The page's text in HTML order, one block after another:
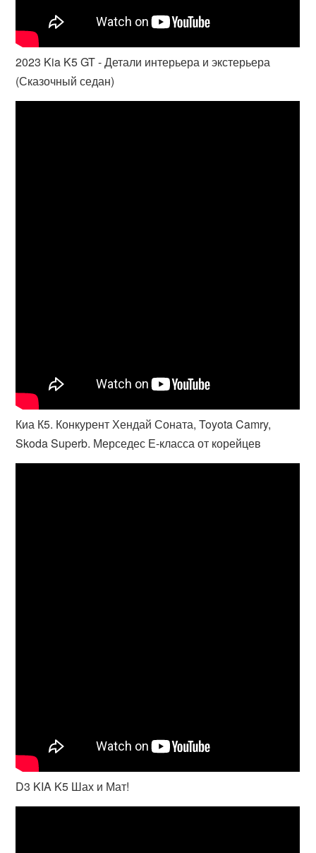
2023 Kia K5 GT - Детали интерьера и экстерьера
(Сказочный седан)
Киа К5. Конкурент Хендай Соната, Toyota Camry,
Skoda Superb. Мерседес Е-класса от корейцев
D3 KIA K5 Шах и Мат!